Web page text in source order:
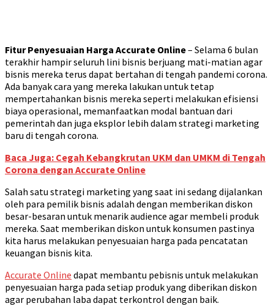
Fitur Penyesuaian Harga Accurate Online– Selama 6 bulan
terakhir hampir seluruh lini bisnis berjuang mati-matian agar
bisnis mereka terus dapat bertahan di tengah pandemi corona.
Ada banyak cara yang mereka lakukan untuk tetap
mempertahankan bisnis mereka seperti melakukan efisiensi
biaya operasional, memanfaatkan modal bantuan dari
pemerintah dan juga eksplor lebih dalam strategi marketing
baru di tengah corona.
Baca Juga: Cegah Kebangkrutan UKM dan UMKM di Tengah
Corona dengan Accurate Online
Salah satu strategi marketing yang saat ini sedang dijalankan
oleh para pemilik bisnis adalah dengan memberikan diskon
besar-besaran untuk menarik audience agar membeli produk
mereka. Saat memberikan diskon untuk konsumen pastinya
kita harus melakukan penyesuaian harga pada pencatatan
keuangan bisnis kita.
Accurate Online dapat membantu pebisnis untuk melakukan
penyesuaian harga pada setiap produk yang diberikan diskon
agar perubahan laba dapat terkontrol dengan baik.